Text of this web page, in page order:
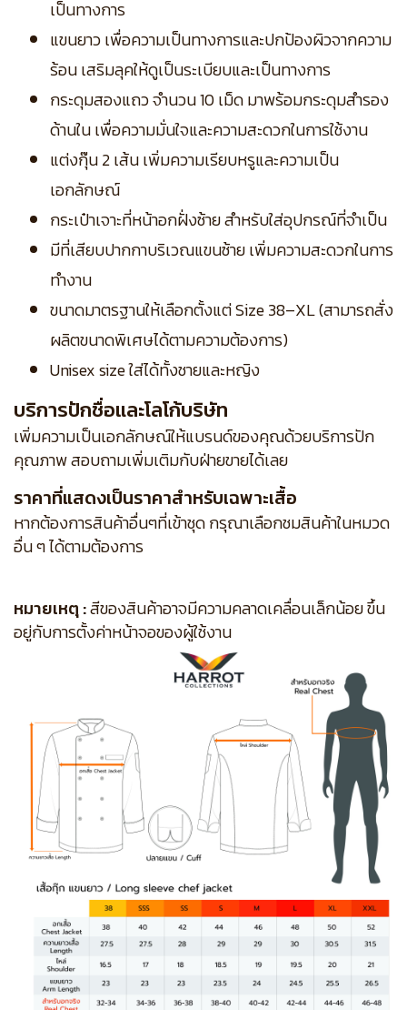
เป็นทางการ
แขนยาว เพื่อความเป็นทางการและปกป้องผิวจากความ
ร้อน เสริมลุคให้ดูเป็นระเบียบและเป็นทางการ
กระดุมสองแถว จำนวน 10 เม็ด มาพร้อมกระดุมสำรอง
ด้านใน เพื่อความมั่นใจและความสะดวกในการใช้งาน
แต่งกุ๊น 2 เส้น เพิ่มความเรียบหรูและความเป็น
เอกลักษณ์
กระเป๋าเจาะที่หน้าอกฝั่งซ้าย สำหรับใส่อุปกรณ์ที่จำเป็น
มีที่เสียบปากกาบริเวณแขนซ้าย เพิ่มความสะดวกในการ
ทำงาน
ขนาดมาตรฐานให้เลือกตั้งแต่ Size 38–XL (สามารถสั่ง
ผลิตขนาดพิเศษได้ตามความต้องการ)
Unisex size ใส่ได้ทั้งชายและหญิง
บริการปักชื่อและโลโก้บริษัท
เพิ่มความเป็นเอกลักษณ์ให้แบรนด์ของคุณด้วยบริการปัก
คุณภาพ สอบถามเพิ่มเติมกับฝ่ายขายได้เลย
ราคาที่แสดงเป็นราคาสำหรับเฉพาะเสื้อ
หากต้องการสินค้าอื่นๆที่เข้าชุด กรุณาเลือกชมสินค้าในหมวด
อื่น ๆ ได้ตามต้องการ
หมายเหตุ :สีของสินค้าอาจมีความคลาดเคลื่อนเล็กน้อย ขึ้น
อยู่กับการตั้งค่าหน้าจอของผู้ใช้งาน